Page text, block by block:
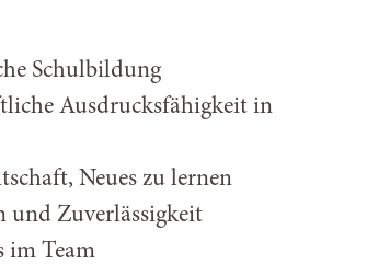
Schulbildung
Ausdrucksfähigkeit in
Neues zu lernen
und Zuverlässigkeit
im Team